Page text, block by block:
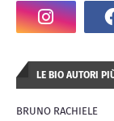
LE BIO AUTORI
BRUNO RACHIELE